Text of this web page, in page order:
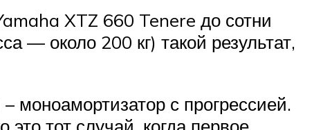
XTZ 660 Tenere до сотни
— около 200 кг) такой результат,
моноамортизатор с прогрессией.